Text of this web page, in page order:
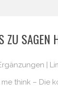
ZU SAGEN
|
me think – Die